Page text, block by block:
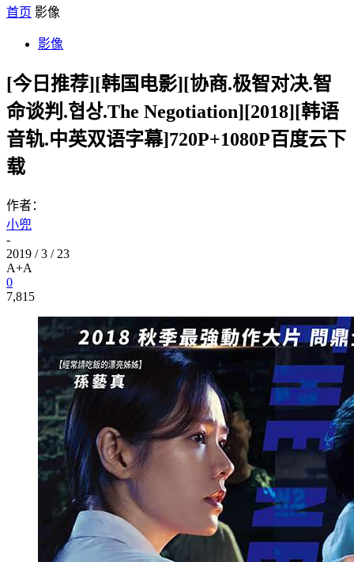
首页 影像
影像
[今日推荐][韩国电影][协商.极智对决.智
命谈判.협상.The Negotiation][2018][韩语
音轨.中英双语字幕]720P+1080P百度云下
载
作者：
小兜
-
2019 / 3 / 23
A+A
0
7,815